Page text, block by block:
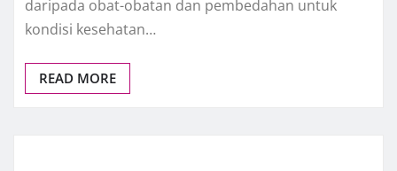
daripada obat-obatan dan pembedahan untuk
kondisi kesehatan…
READ MORE